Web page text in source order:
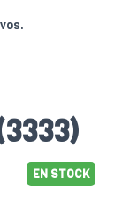
EN STOCK